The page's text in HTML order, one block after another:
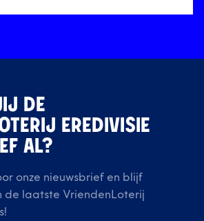
DE
EREDIVISIE
AL?
onze nieuwsbrief en blijf
de laatste VriendenLoterij